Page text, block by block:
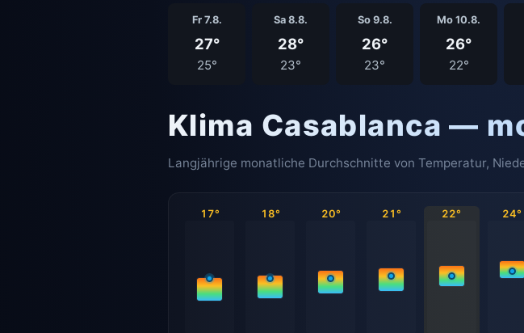
Fr 7.8.
27°
25°
Sa 8.8.
28°
23°
So 9.8.
26°
23°
Mo 10.8.
26°
22°
Klima Casablanca —
Langjährige monatliche Durchschnitte von Temperatur,
17° 18° 20° 21° 22° 24°